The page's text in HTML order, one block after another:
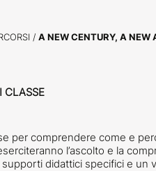
/ A NEW CENTURY, A NEW
CLASSE
per comprendere come e
l’ascolto e la
supporti didattici specifici e un